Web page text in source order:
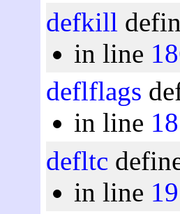
defkill
in line
deflflags
in line
defltc
in line